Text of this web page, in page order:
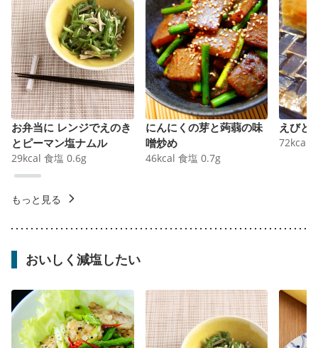
お弁当に レンジでえのき
とピーマン塩ナムル
29kcal 食塩 0.6g
にんにくの芽と蒟蒻の味
噌炒め
46kcal 食塩 0.7g
えびと
72kcal
もっと見る
おいしく減塩したい